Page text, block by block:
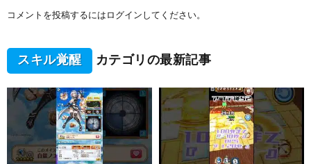
コメントを投稿するには ログイン してください。
スキル覚醒 カテゴリの最新記事